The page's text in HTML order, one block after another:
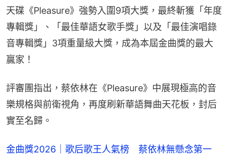
天碟《Pleasure》強勢入圍9項大獎，最終斬獲「年度
專輯獎」、「最佳華語女歌手獎」以及「最佳演唱錄
音專輯獎」3項重量級大獎，成為本屆金曲獎的最大
贏家！
評審團指出，蔡依林在《Pleasure》中展現極高的音
樂規格與前衛視角，再度刷新華語舞曲天花板，封后
實至名歸。
金曲獎2026｜歌后歌王人氣榜 蔡依林無懸念第一